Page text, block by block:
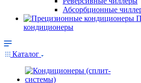
Абсорбционные
кондиционеры
Каталог